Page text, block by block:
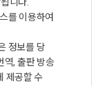
를 이용하여
정보를 당
역, 출판 방송
제공할 수